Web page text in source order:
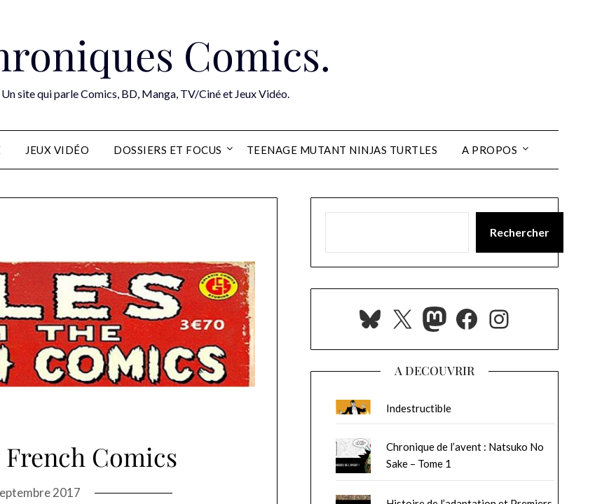
Comics.
Un site qui parle Comics, BD, Manga, TV/Ciné et Jeux Vidéo.
JEUX VIDÉO DOSSIERS ET FOCUS TEENAGE MUTANT NINJAS TURTLES A PROPOS
Comics
2017
Rechercher
Bluesky
X Mastodon
Facebook
Instagram
A DECOUVRIR
Indestructible
Chronique de l’avent : Natsuko No
Sake – Tome 1